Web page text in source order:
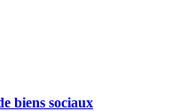
biens sociaux